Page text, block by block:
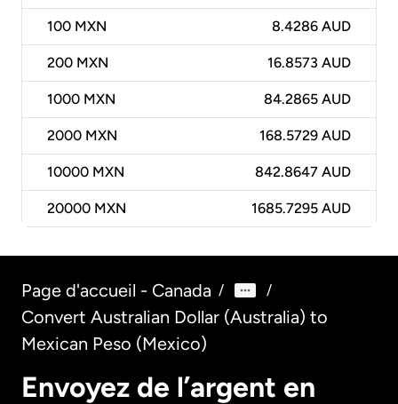
100 MXN 8.4286 AUD
200 MXN 16.8573 AUD
1000 MXN 84.2865 AUD
2000 MXN 168.5729 AUD
10000 MXN 842.8647 AUD
20000 MXN 1685.7295 AUD
Page d'accueil - Canada / /
Convert Australian Dollar (Australia) to
Mexican Peso (Mexico)
Envoyez de l’argent en